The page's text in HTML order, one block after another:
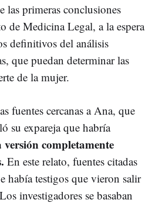
las primeras conclusiones
de Medicina Legal, a la espera
definitivos del análisis
que puedan determinar las
de la mujer.
fuentes cercanas a Ana, que
su expareja que habría
versión completamente
En este relato, fuentes citadas
había testigos que vieron salir
investigadores se basaban